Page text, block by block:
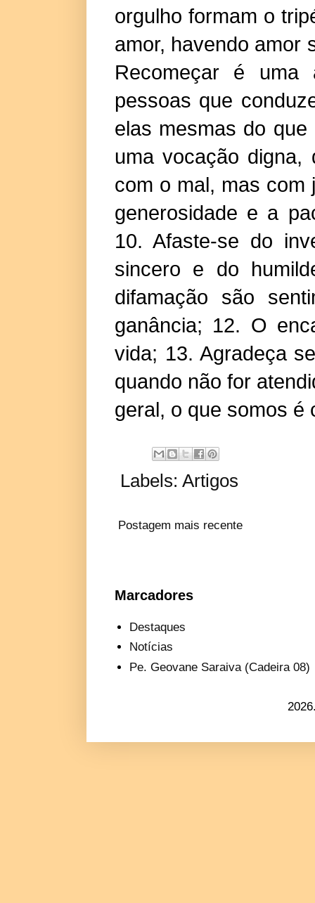
orgulho formam o
amor, havendo amor
Recomeçar é uma
pessoas que
elas mesmas do
uma vocação
com o mal, mas com
generosidade e a
10. Afaste-se do
sincero e do
difamação são
ganância; 12. O
vida; 13. Agradeça
quando não for
geral, o que somos é
Labels: Artigos
Postagem mais recente
Marcadores
Destaques
Notícias
Pe. Geovane Saraiva (Cadeira 08)